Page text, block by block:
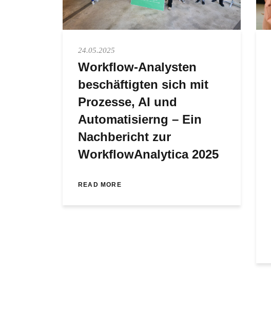
24.05.2025
Workflow-Analysten
beschäftigten sich mit
Prozesse, AI und
Automatisierng – Ein
Nachbericht zur
WorkflowAnalytica 2025
READ MORE